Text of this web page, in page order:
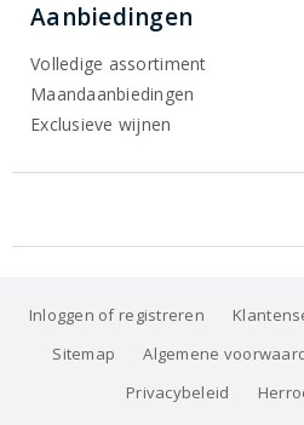
Aanbiedingen
Volledige assortiment
Maandaanbiedingen
Exclusieve wijnen
Inloggen of registreren
Sitemap
Algemene
Privacybeleid